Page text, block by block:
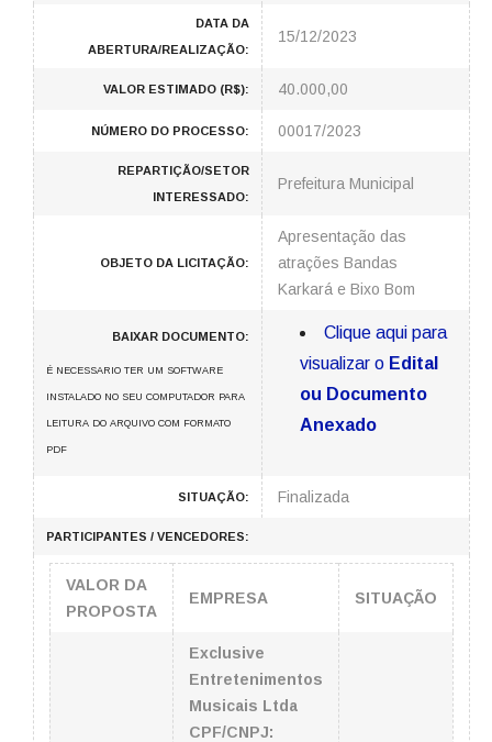
DATA DA
ABERTURA/REALIZAÇÃO:
15/12/2023
VALOR ESTIMADO (R$): 40.000,00
NÚMERO DO PROCESSO: 00017/2023
REPARTIÇÃO/SETOR
INTERESSADO:
Prefeitura Municipal
OBJETO DA LICITAÇÃO:
Apresentação das
atrações Bandas
Karkará e Bixo Bom
BAIXAR DOCUMENTO:
É NECESSARIO TER UM SOFTWARE
INSTALADO NO SEU COMPUTADOR PARA
LEITURA DO ARQUIVO COM FORMATO
PDF
Clique aqui para
visualizar o Edital
ou Documento
Anexado
SITUAÇÃO: Finalizada
PARTICIPANTES / VENCEDORES:
VALOR DA
PROPOSTA
EMPRESA SITUAÇÃO
Exclusive
Entretenimentos
Musicais Ltda
CPF/CNPJ: